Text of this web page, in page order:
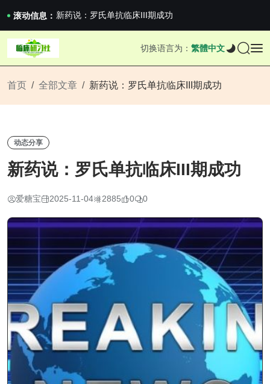
滚动信息： 新药说：罗氏单抗临床III期成功
新药说：哈佛大学：生男生女不是随机的，这样的...
国家药监局关于适用《E6（R3）：药物临床试...
沪上临研人：著名Global临床CRO在我国...
新药说：哈佛大学：生男生女不是随机的，这样的...
切换语言为： 繁體中文
首页 全部文章 新药说：罗氏单抗临床III期成功
动态分享
新药说：罗氏单抗临床III期成功
爱糖宝 2025-11-04 2885 0 0